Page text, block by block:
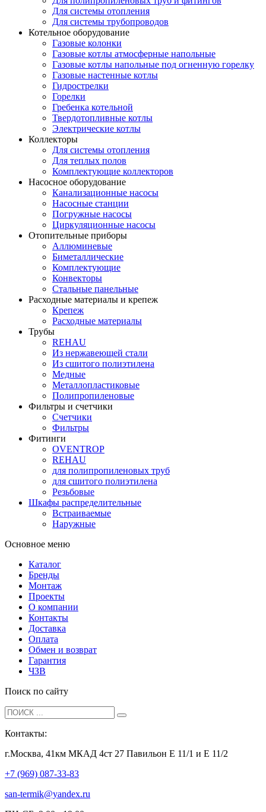
Для системы отопления
Для системы трубопроводов
Котельное оборудование
Газовые колонки
Газовые котлы атмосферные напольные
Газовые котлы напольные под огненную горелку
Газовые настенные котлы
Гидрострелки
Горелки
Гребенка котельной
Твердотопливные котлы
Электрические котлы
Коллекторы
Для системы отопления
Для теплых полов
Комплектующие коллекторов
Насосное оборудование
Канализационные насосы
Насосные станции
Погружные насосы
Циркуляционные насосы
Отопительные приборы
Аллюминевые
Биметаллические
Комплектующие
Конвекторы
Стальные панельные
Расходные материалы и крепеж
Крепеж
Расходные материалы
Трубы
REHAU
Из нержавеющей стали
Из сшитого полиэтилена
Медные
Металлопластиковые
Полипропиленовые
Фильтры и счетчики
Счетчики
Фильтры
Фитинги
OVENTROP
REHAU
для полипропиленовых труб
для сшитого полиэтилена
Резьбовые
Шкафы распределительные
Встраиваемые
Наружные
Основное меню
Каталог
Бренды
Монтаж
Проекты
О компании
Контакты
Доставка
Оплата
Обмен и возврат
Гарантия
ЧЗВ
Поиск по сайту
Контакты:
г.Москва, 41км МКАД 4ст 27 Павильон Е 11/1 и Е 11/2
+7 (969) 087-33-83
san-termik@yandex.ru